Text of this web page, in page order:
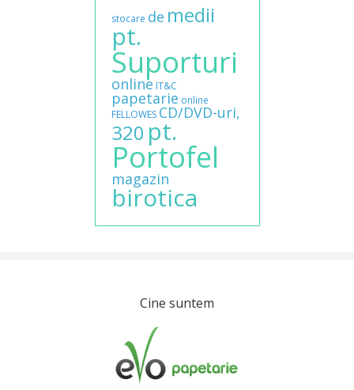
stocare de medii
pt.
Suporturi
online IT&C
papetarie online
FELLOWES CD/DVD-uri,
320 pt.
Portofel
magazin
birotica
Cine suntem